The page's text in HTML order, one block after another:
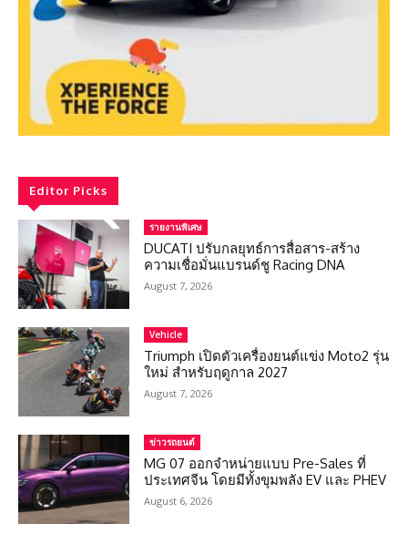
Editor Picks
รายงานพิเศษ
DUCATI ปรับกลยุทธ์การสื่อสาร-สร้าง
ความเชื่อมั่นแบรนด์ชู Racing DNA
August 7, 2026
Vehicle
Triumph เปิดตัวเครื่องยนต์แข่ง Moto2 รุ่น
ใหม่ สำหรับฤดูกาล 2027
August 7, 2026
ข่าวรถยนต์
MG 07 ออกจำหน่ายแบบ Pre-Sales ที่
ประเทศจีน โดยมีทั้งขุมพลัง EV และ PHEV
August 6, 2026